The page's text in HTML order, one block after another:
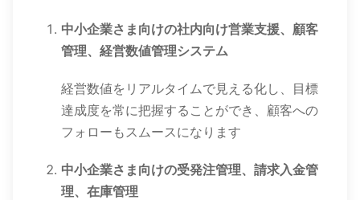
中小企業さま向けの社内向け営業支援、顧客
管理、経営数値管理システム
経営数値をリアルタイムで見える化し、目標
達成度を常に把握することができ、顧客への
フォローもスムースになります
中小企業さま向けの受発注管理、請求入金管
理、在庫管理